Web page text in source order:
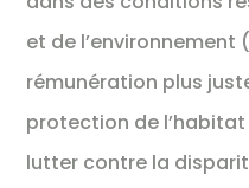
et de l’environnement
rémunération plus
protection de
lutter contre la